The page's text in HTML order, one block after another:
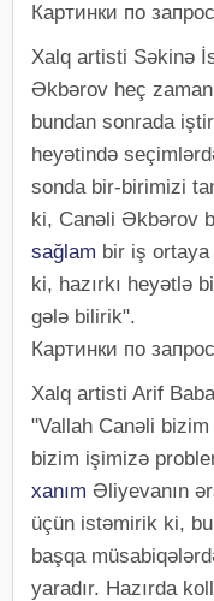
Картинки по
Xalq artisti Səkinə
Əkbərov heç
bundan sonrada
heyətində
sonda bir-birimizi
ki, Canəli Əkbərov
sağlam bir iş ortaya
ki, hazırkı heyətlə
gələ bilirik".
Картинки по
Xalq artisti Arif
"Vallah Canəli
bizim işimizə
xanım Əliyevanın
üçün istəmirik ki,
başqa
yaradır. Hazırda